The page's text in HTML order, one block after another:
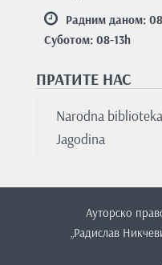
Радним даном:
Суботом: 08-13h
ПРАТИТЕ НАС
Nаrodnа
Jаgodinа
Ауторско
„Радислав